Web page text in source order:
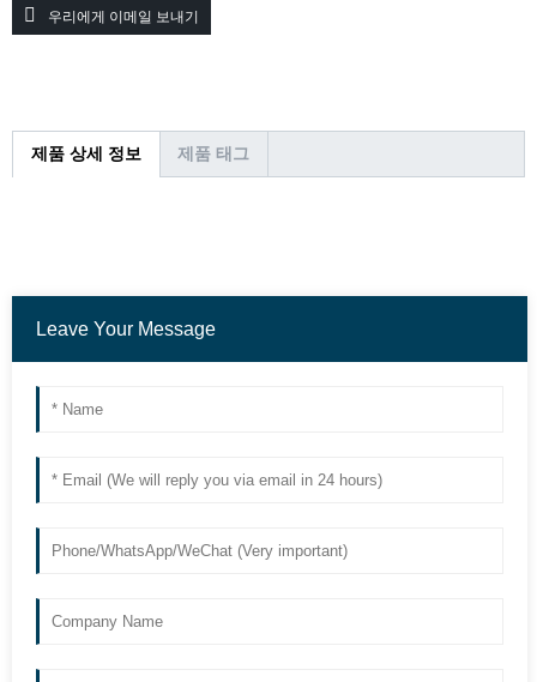
우리에게 이메일 보내기
제품 상세 정보 제품 태그